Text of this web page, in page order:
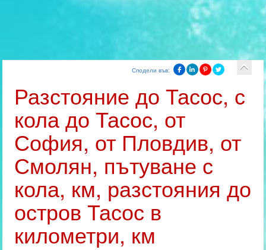
Сподели във:
Разстояние до Тасос, с
кола до Тасос, от
София, от Пловдив, от
Смолян, пътуване с
кола, км, разстояния до
остров Тасос в
километри, км